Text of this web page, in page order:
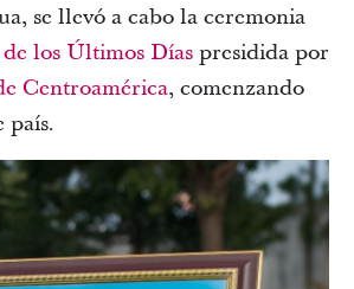
se llevó a cabo la ceremonia
los Últimos Díaspresidida por
Centroamérica, comenzando
país.